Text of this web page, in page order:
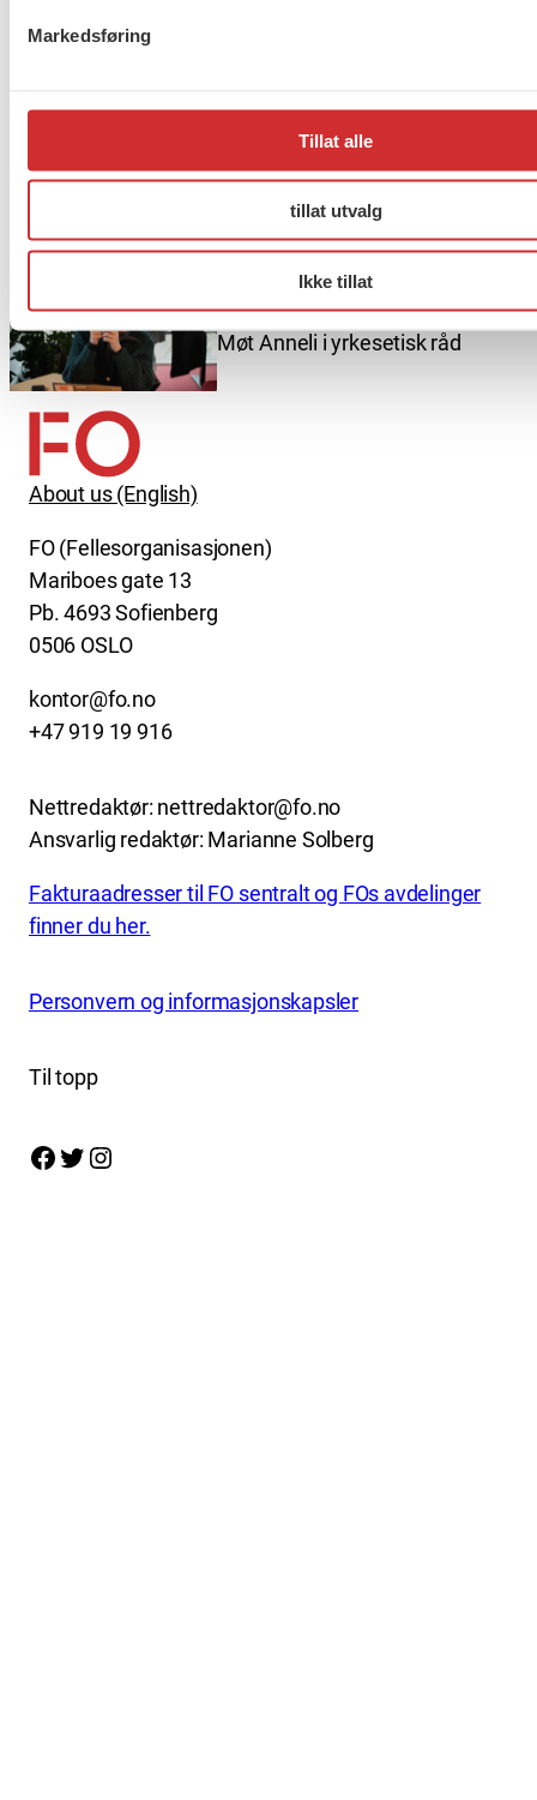
Markedsføring
Tillat alle
tillat utvalg
Ikke tillat
Er du berørt av brannen i
Drammen?
Møt Anneli i yrkesetisk råd
About us (English)
FO (Fellesorganisasjonen)
Mariboes gate 13
Pb. 4693 Sofienberg
0506 OSLO
kontor@fo.no
+47 919 19 916
Nettredaktør: nettredaktor@fo.no
Ansvarlig redaktør: Marianne Solberg
Fakturaadresser til FO sentralt og FOs avdelinger
finner du her.
Personvern og informasjonskapsler
Til topp
Facebook Twitter Instagram